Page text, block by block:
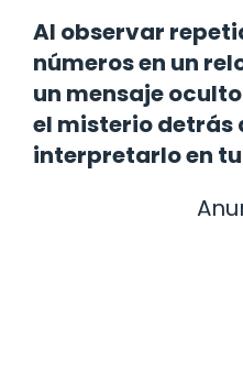
Al observar
números en un
un mensaje
el misterio detrás
interpretarlo en